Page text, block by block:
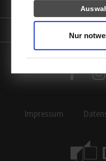
Nur
facebook
Impressum